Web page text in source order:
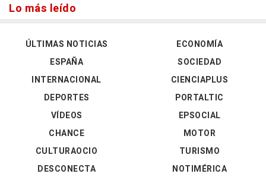
Lo más leído
ÚLTIMAS NOTICIAS
ESPAÑA
INTERNACIONAL
DEPORTES
VÍDEOS
ECONOMÍA
SOCIEDAD
CIENCIAPLUS
PORTALTIC
EPSOCIAL
CHANCE
CULTURAOCIO
DESCONECTA
MOTOR
TURISMO
NOTIMÉRICA